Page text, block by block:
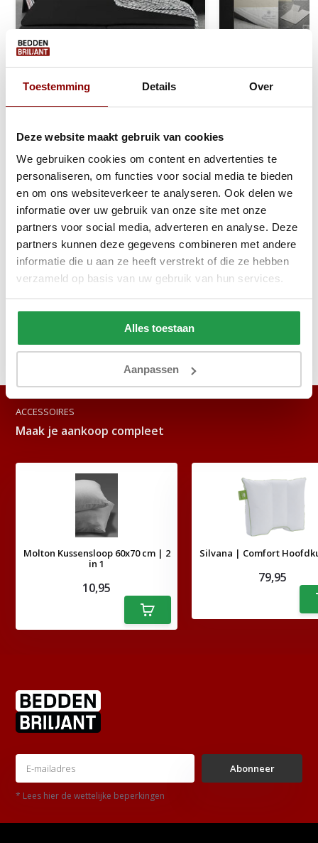
Toestemming Details Over
Deze website maakt gebruik van cookies
We gebruiken cookies om content en advertenties te
personaliseren, om functies voor social media te bieden
en om ons websiteverkeer te analyseren. Ook delen we
informatie over uw gebruik van onze site met onze
partners voor social media, adverteren en analyse. Deze
partners kunnen deze gegevens combineren met andere
informatie die u aan ze heeft verstrekt of die ze hebben
verzameld op basis van uw gebruik van hun services.
Alles toestaan
Aanpassen
Zwart
1 tot 2 werkdagen
22,95
Bekijken
1 tot 2
34,95
Bekijken
Reviews
Delen
ACCESSOIRES
Maak je aankoop compleet
Molton Kussensloop 60x70 cm | 2
in 1
10,95
Silvana | Comfort
79,95
Abonneer
* Lees hier de wettelijke beperkingen